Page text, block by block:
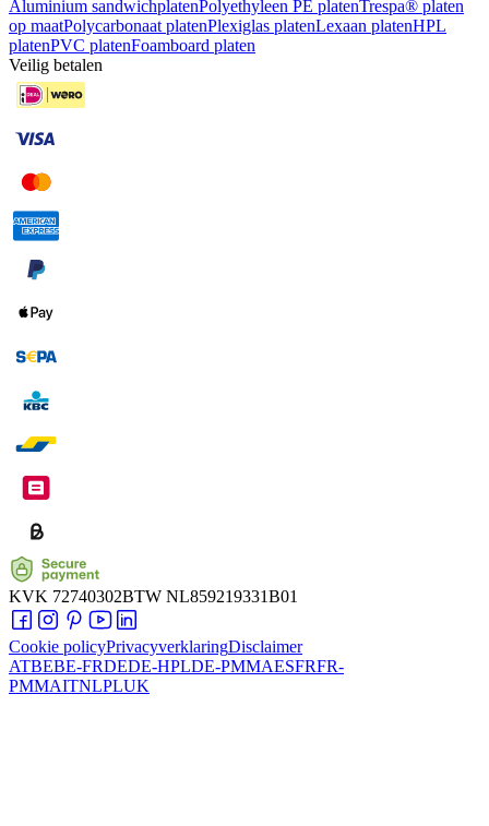
Aluminium sandwichplatenPolyethyleen PE platenTrespa® platen
op maatPolycarbonaat platenPlexiglas platenLexaan platenHPL
platenPVC platenFoamboard platen
Veilig betalen
KVK 72740302BTW NL859219331B01
Cookie policyPrivacyverklaringDisclaimer
ATBEBE-FRDEDE-HPLDE-PMMAESFRFR-
PMMAITNLPLUK